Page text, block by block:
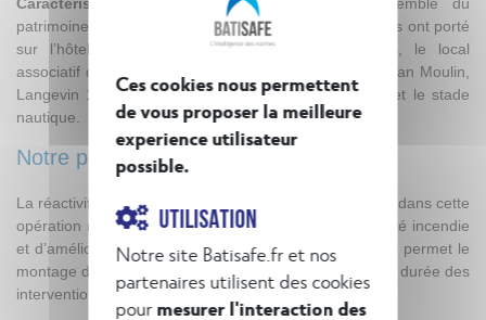
patrimoine de la ville d’Échirolles. Pour 2018, les études ont porté
sur l’hôtel de ville, l’espace Domaine des Poètes, le local
associatif d’Estienne d’Orves, les groupes scolaires Jean Moulin,
Langevin 1 et Langevin 2, la MAPAD Champ Fleuri et le stade
nautique.
Notre plus-value :
La réactivité et la disponibilité de BatiSafe est valorisée dans cette
opération multisites. L’intégration de travaux de sécurité incendie
et d’amélioration acoustique aux travaux d’accessibilité permet le
montage d’opérations globales et limite le nombre et la durée des
interventions.
Ces cookies nous permettent
de vous proposer la meilleure
experience utilisateur
possible.
UTILISATION
Notre site Batisafe.fr et nos
partenaires utilisent des cookies
pourmesurer l'interaction des